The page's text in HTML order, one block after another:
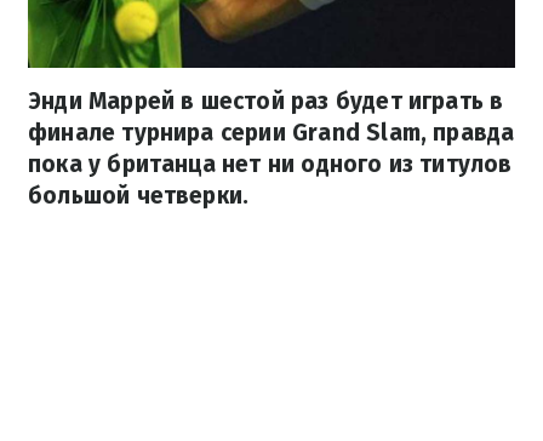
Энди Маррей в шестой раз будет играть в
финале турнира серии Grand Slam, правда
пока у британца нет ни одного из титулов
большой четверки.